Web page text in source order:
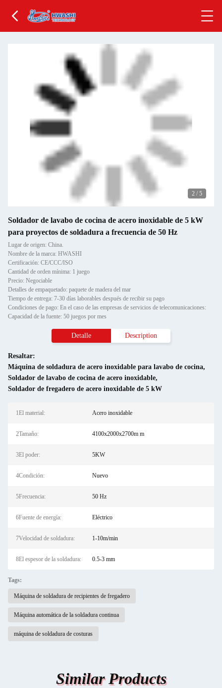
2 / 5
Soldador de lavabo de cocina de acero inoxidable de 5 kW
para proyectos de soldadura a frecuencia de 50 Hz
Lugar de origen: China.
Nombre de la marca: HWASHI
Certificación: CE/CCC/ISO
Cantidad de orden mínima: 1 juego
Precio: Negociable
Detalles de empaquetado: paquete de madera del mar
Tiempo de entrega: 7-30 días laborables después de recibir su pago
Condiciones de pago: En el caso de las empresas de servicios de telecomunicaciones:
Capacidad de la fuente: 50 juegos por mes
Detalle Description
Resaltar:
Máquina de soldadura de acero inoxidable para lavabo de cocina,
Soldador de lavabo de cocina de acero inoxidable,
Soldador de fregadero de acero inoxidable de 5 kW
1El material: Acero inoxidable
2Tamaño: 4100x2000x2700m m
3El poder: 5KW
4Condición: Nuevo
5Frecuencia: 50 Hz
6Fuente de energía: Eléctrico
7Velocidad de soldadura: 1-10m/min
8El espesor de la soldadura: 0.5-3 mm
Tags:
Máquina de soldadura de recipientes de fregadero
Máquina automática de la soldadura continua
máquina de soldadura de costuras
Similar Products